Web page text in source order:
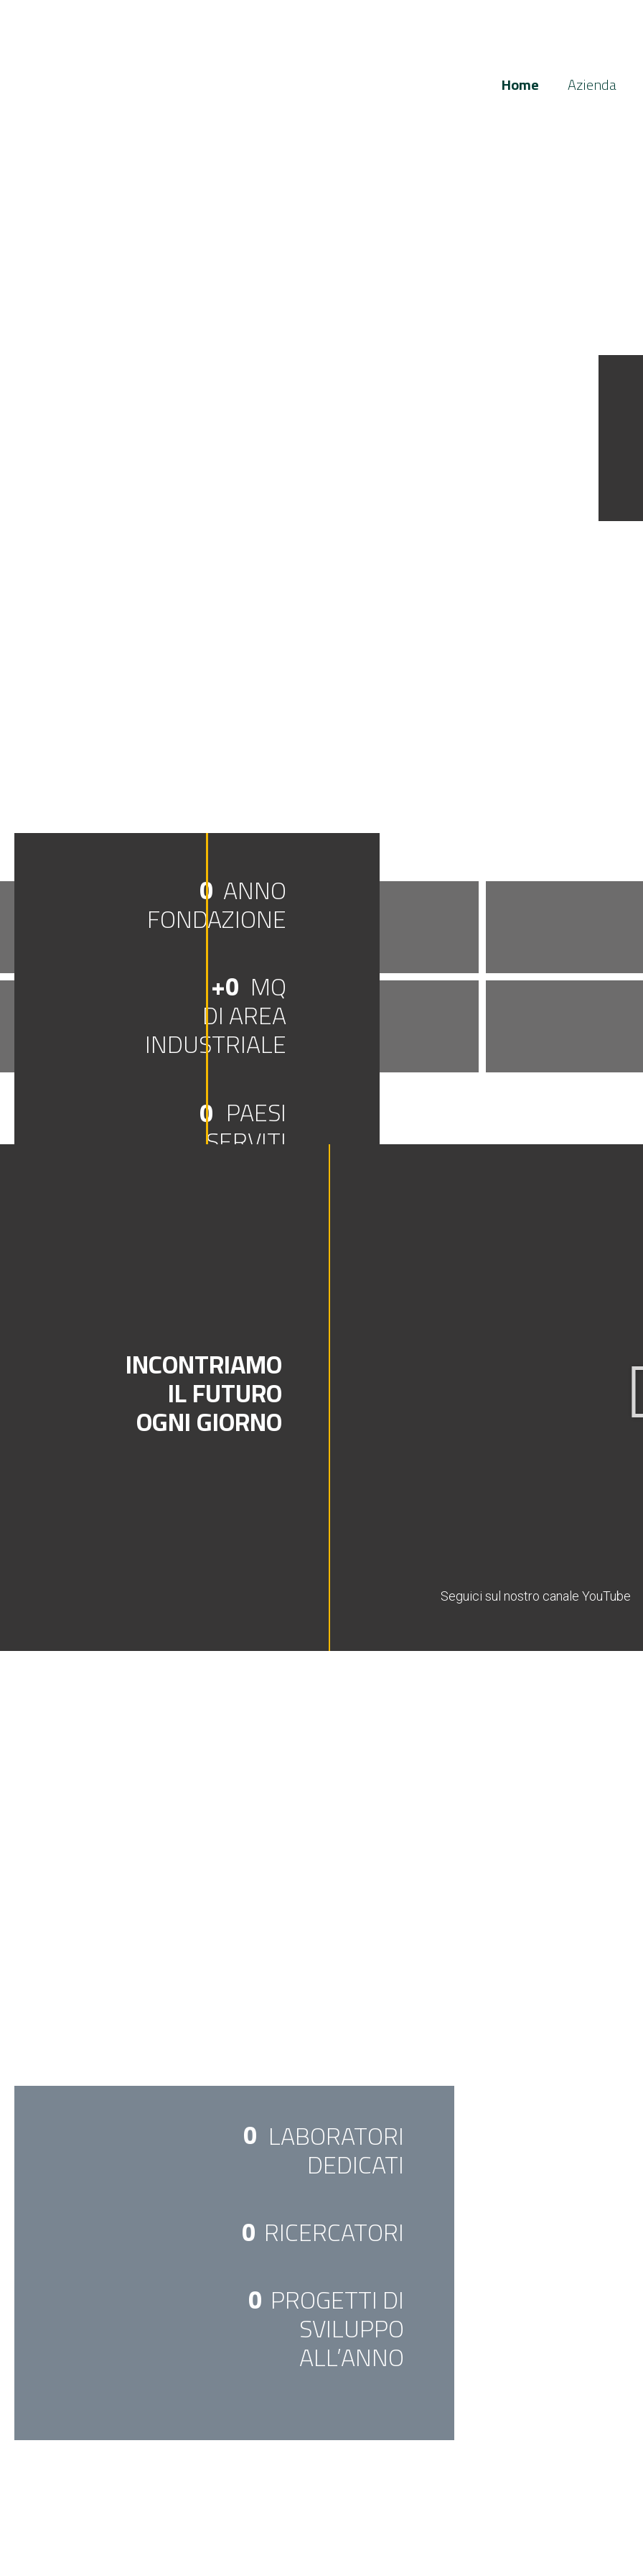
Home Azienda
0 ANNO
FONDAZIONE
+0 MQ
DI AREA
INDUSTRIALE
0 PAESI
SERVITI
ESTERNO
X-COATINGS
INCONTRIAMO
IL FUTURO
OGNI GIORNO
Seguici sul nostro canale YouTube
0 LABORATORI
DEDICATI
0 RICERCATORI
0 PROGETTI DI
SVILUPPO
ALL’ANNO